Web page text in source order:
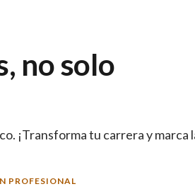
no solo
¡Transforma tu carrera y marca
PROFESIONAL